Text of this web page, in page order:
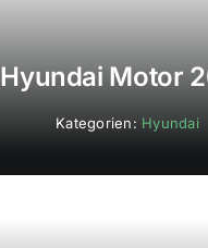
Hyundai Motor
Kategorien: Hyundai